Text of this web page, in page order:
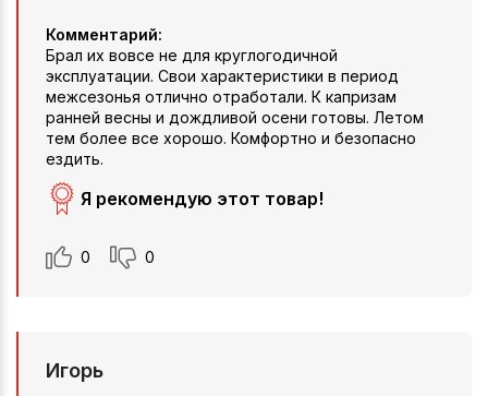
Комментарий:
Брал их вовсе не для круглогодичной
эксплуатации. Свои характеристики в период
межсезонья отлично отработали. К капризам
ранней весны и дождливой осени готовы. Летом
тем более все хорошо. Комфортно и безопасно
ездить.
Я рекомендую этот товар!
0 0
Игорь